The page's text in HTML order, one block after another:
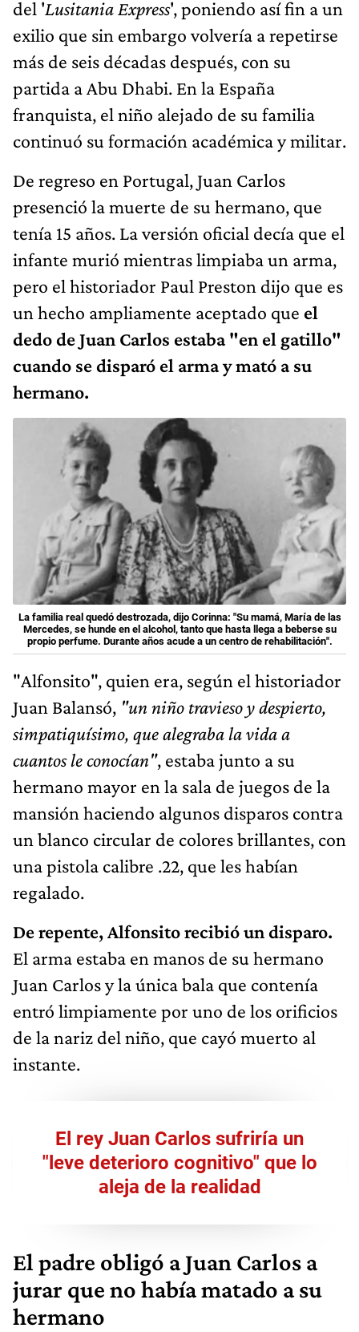
del 'Lusitania Express', poniendo así fin a un
exilio que sin embargo volvería a repetirse
más de seis décadas después, con su
partida a Abu Dhabi. En la España
franquista, el niño alejado de su familia
continuó su formación académica y militar.
De regreso en Portugal, Juan Carlos
presenció la muerte de su hermano, que
tenía 15 años. La versión oficial decía que el
infante murió mientras limpiaba un arma,
pero el historiador Paul Preston dijo que es
un hecho ampliamente aceptado que el
dedo de Juan Carlos estaba "en el gatillo"
cuando se disparó el armay mató a su
hermano.
La familia real quedó destrozada, dijo Corinna: "Su mamá, María de las
Mercedes, se hunde en el alcohol, tanto que hasta llega a beberse su
propio perfume. Durante años acude a un centro de rehabilitación".
"Alfonsito", quien era, según el historiador
Juan Balansó, "un niño travieso y despierto,
simpatiquísimo, que alegraba la vida a
cuantos le conocían", estaba junto a su
hermano mayor en la sala de juegos de la
mansión haciendo algunos disparos contra
un blanco circular de colores brillantes, con
una pistola calibre .22, que les habían
regalado.
De repente, Alfonsito recibió un disparo.
El arma estaba en manos de su hermano
Juan Carlos y la única bala que contenía
entró limpiamente por uno de los orificios
de la nariz del niño, que cayó muerto al
instante.
El rey Juan Carlos sufriría un
"leve deterioro cognitivo" que lo
aleja de la realidad
El padre obligó a Juan Carlos a
jurar que no había matado a su
hermano